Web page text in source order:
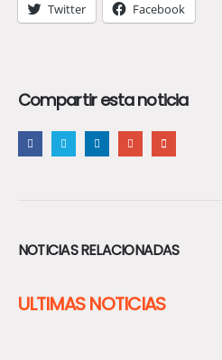
Twitter Facebook
Compartir esta noticia
NOTICIAS RELACIONADAS
ULTIMAS NOTICIAS